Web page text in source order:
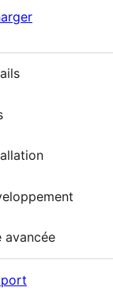
avancée